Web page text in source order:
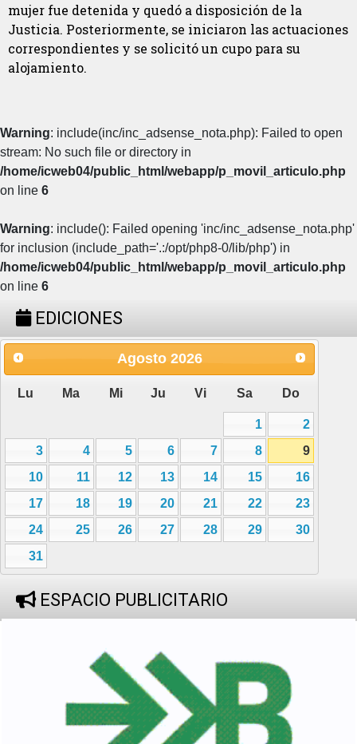
mujer fue detenida y quedó a disposición de la
Justicia. Posteriormente, se iniciaron las actuaciones
correspondientes y se solicitó un cupo para su
alojamiento.
Warning: include(inc/inc_adsense_nota.php): Failed to open
stream: No such file or directory in
/home/icweb04/public_html/webapp/p_movil_articulo.php
on line 6
Warning: include(): Failed opening 'inc/inc_adsense_nota.php'
for inclusion (include_path='.:/opt/php8-0/lib/php') in
/home/icweb04/public_html/webapp/p_movil_articulo.php
on line 6
EDICIONES
Agosto 2026
Lu Ma Mi Ju Vi Sa Do
1
2
3
4 5 6 7 8
9
10
11 12 13 14 15
16
17
18 19 20 21 22
23
24
25 26 27 28 29
30
31
ESPACIO PUBLICITARIO